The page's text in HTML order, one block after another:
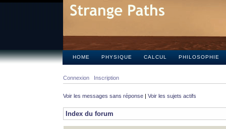
HOME PHYSIQUE CALCUL PHILOSOPHIE
Connexion Inscription
Voir les messages sans réponse | Voir les sujets actifs
Index du forum